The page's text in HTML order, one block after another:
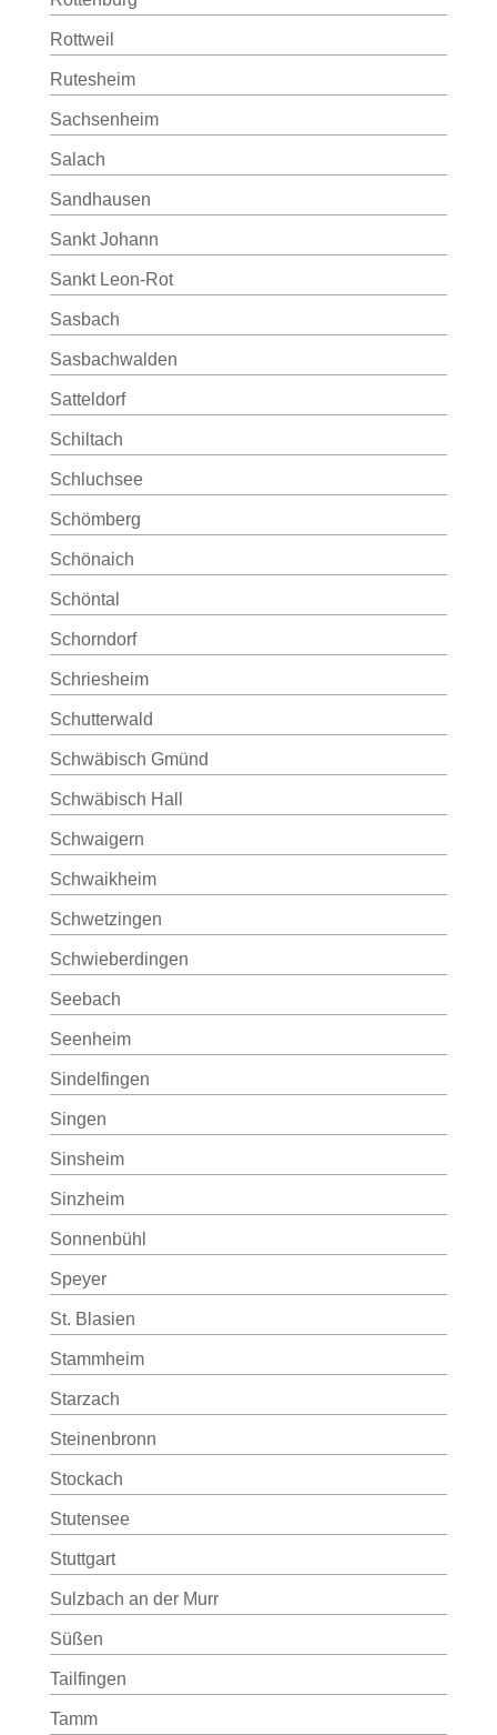
Rottweil
Rutesheim
Sachsenheim
Salach
Sandhausen
Sankt Johann
Sankt Leon-Rot
Sasbach
Sasbachwalden
Satteldorf
Schiltach
Schluchsee
Schömberg
Schönaich
Schöntal
Schorndorf
Schriesheim
Schutterwald
Schwäbisch Gmünd
Schwäbisch Hall
Schwaigern
Schwaikheim
Schwetzingen
Schwieberdingen
Seebach
Seenheim
Sindelfingen
Singen
Sinsheim
Sinzheim
Sonnenbühl
Speyer
St. Blasien
Stammheim
Starzach
Steinenbronn
Stockach
Stutensee
Stuttgart
Sulzbach an der Murr
Süßen
Tailfingen
Tamm